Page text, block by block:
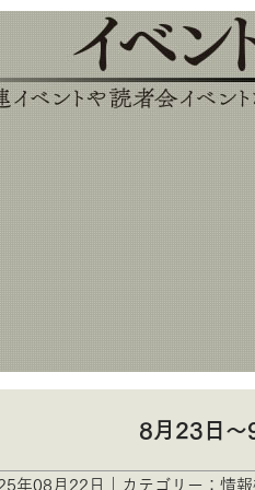
8月23日〜
年08月22日｜カテゴリー：情報